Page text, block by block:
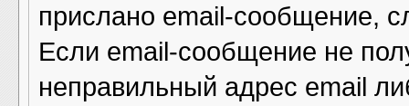
прислано email-сообщение,
Если email-сообщение не
неправильный адрес email